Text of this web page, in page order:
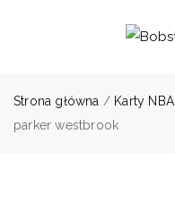
Strona główna / Karty NBA
parker westbrook